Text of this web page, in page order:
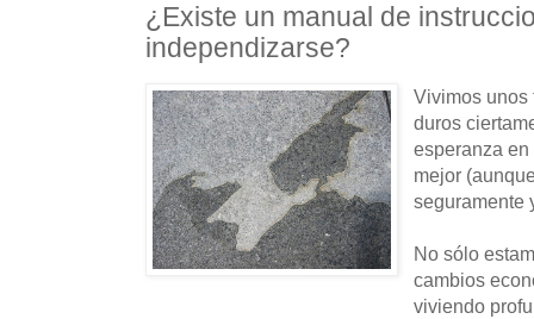
¿Existe un manual de
independizarse?
Vivimos unos
duros
esperanza
mejor
seguramente
No sólo
cambios
viviendo